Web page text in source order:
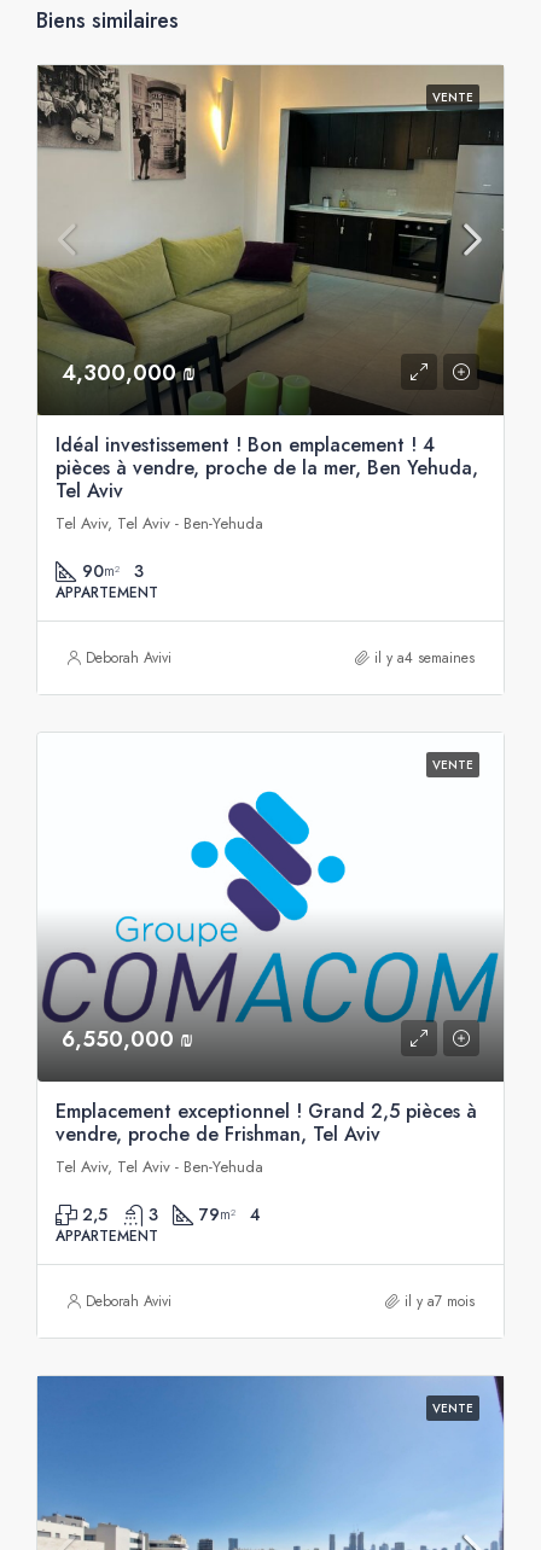
Biens similaires
VENTE
4,300,000 ₪
Idéal investissement ! Bon emplacement ! 4
pièces à vendre, proche de la mer, Ben Yehuda,
Tel Aviv
Tel Aviv, Tel Aviv - Ben-Yehuda
90m² 3
APPARTEMENT
Deborah Avivi il y a4 semaines
VENTE
6,550,000 ₪
Emplacement exceptionnel ! Grand 2,5 pièces à
vendre, proche de Frishman, Tel Aviv
Tel Aviv, Tel Aviv - Ben-Yehuda
2,5 3 79m² 4
APPARTEMENT
Deborah Avivi il y a7 mois
VENTE